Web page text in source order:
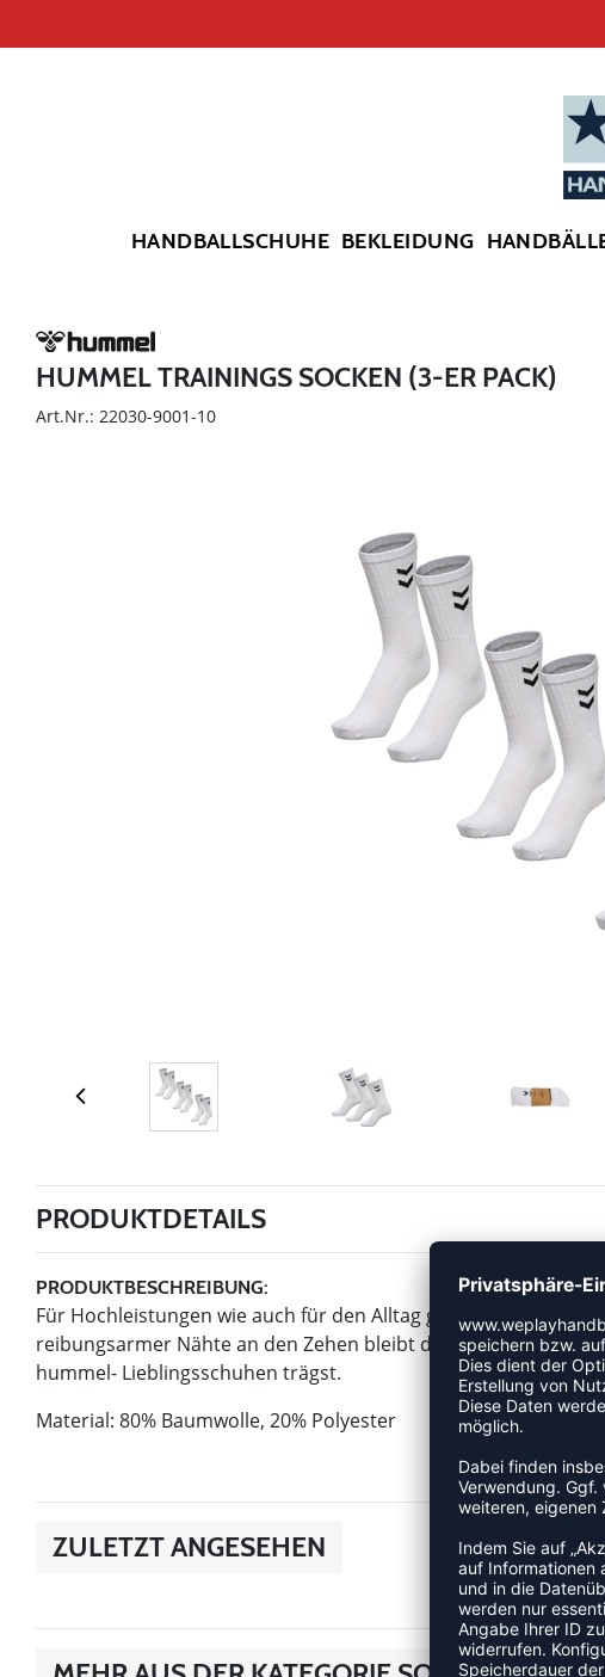
HANDBALLSCHUHE BEKLEIDUNG
HUMMEL TRAININGS SOCKEN (3-ER PACK)
Art.Nr.: 22030-9001-10
PRODUKTDETAILS
PRODUKTBESCHREIBUNG:
Für Hochleistungen wie auch für den Alltag geeignet: der 3-
reibungsarmer Nähte an den Zehen bleibt das auch während
hummel- Lieblingsschuhen trägst.
Material: 80% Baumwolle, 20% Polyester
ZULETZT ANGESEHEN